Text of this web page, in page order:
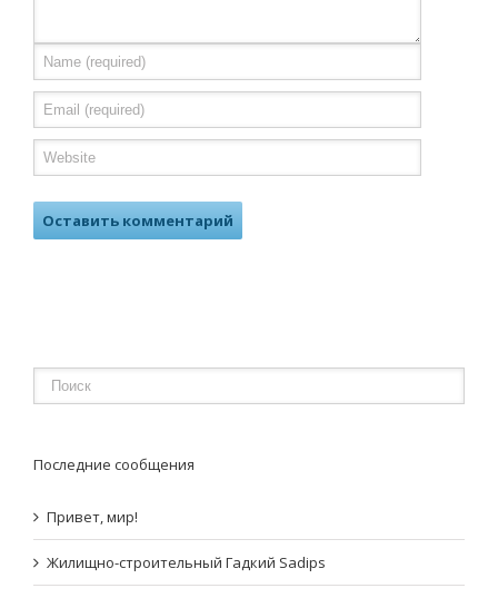
Последние сообщения
Привет, мир!
Жилищно-строительный Гадкий Sadips